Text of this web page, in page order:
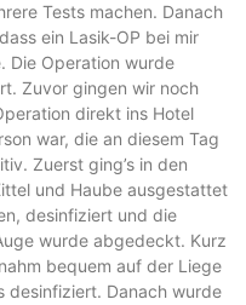
Tests machen. Danach
ein Lasik-OP bei mir
Die Operation wurde
Zuvor gingen wir noch
direkt ins Hotel
war, die an diesem Tag
Zuerst ging’s in den
und Haube ausgestattet
desinfiziert und die
wurde abgedeckt. Kurz
bequem auf der Liege
desinfiziert. Danach wurde